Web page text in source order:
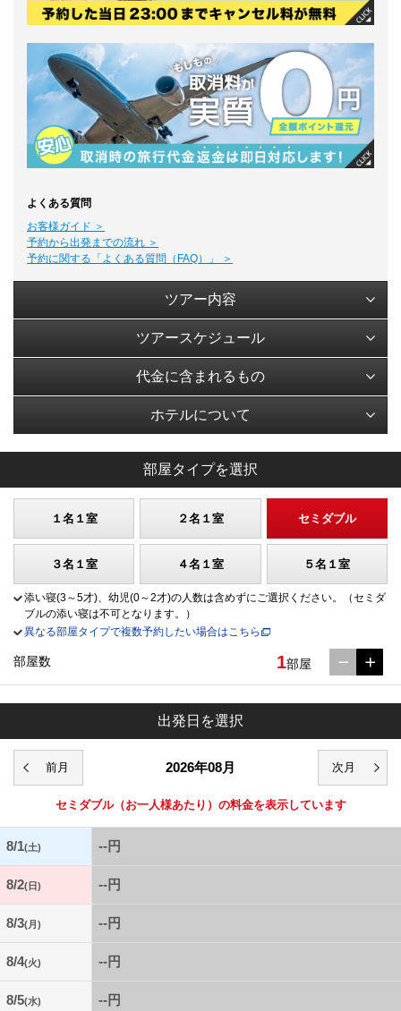
よくある質問
お客様ガイド ＞
予約から出発までの流れ ＞
予約に関する「よくある質問（FAQ）」 ＞
ツアー内容
ツアースケジュール
代金に含まれるもの
ホテルについて
部屋タイプを選択
１名１室 ２名１室 セミダブル
３名１室 ４名１室 ５名１室
添い寝(3～5才)、幼児(0～2才)の人数は含めずにご選択ください。（セミダ
ブルの添い寝は不可となります。）
異なる部屋タイプで複数予約したい場合はこちら
部屋数 1部屋
出発日を選択
2026年08月
セミダブル（お一人様あたり）の料金を表示しています
8/1(土) --円
8/2(日) --円
8/3(月) --円
8/4(火) --円
8/5(水) --円